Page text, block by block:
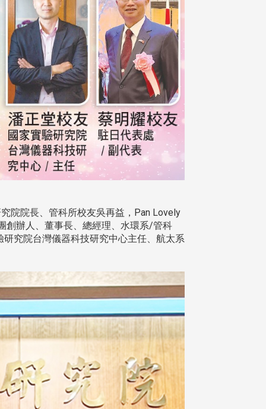
院院長、管科所校友吳再益，Pan Lovely
創辦人、董事長、總經理、水環系/管科
究院台灣儀器科技研究中心主任、航太系